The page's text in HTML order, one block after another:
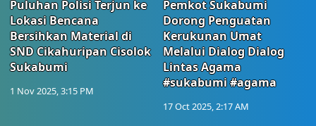
Puluhan Polisi Terjun ke
Lokasi Bencana
Bersihkan Material di
SND Cikahuripan Cisolok
Sukabumi
1 Nov 2025, 3:15 PM
Pemkot Sukabumi
Dorong Penguatan
Kerukunan Umat
Melalui Dialog Dialog
Lintas Agama
#sukabumi #agama
17 Oct 2025, 2:17 AM